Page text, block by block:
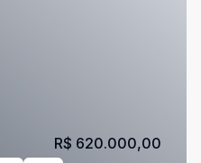
R$ 620.000,00